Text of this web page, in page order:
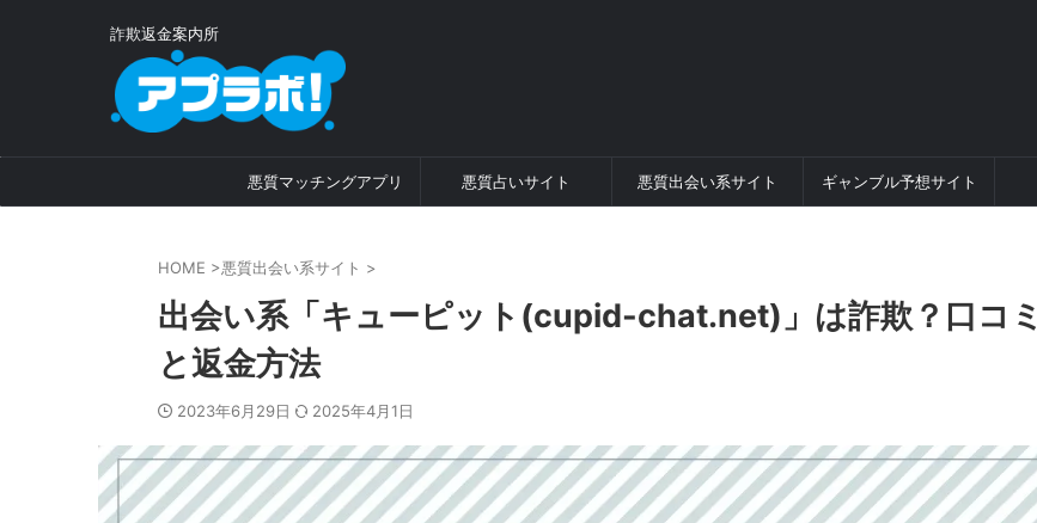
詐欺返金案内所
悪質マッチングアプリ 悪質占いサイト 悪質出会い系サイト ギャンブル予想サイト
HOME >悪質出会い系サイト >
出会い系「キューピット(cupid-chat.net)」は詐欺？口コミ
と返金方法
2023年6月29日 2025年4月1日